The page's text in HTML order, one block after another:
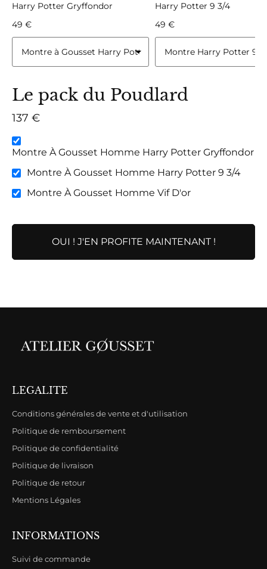
Harry Potter Gryffondor
49 €
Harry Potter 9 3/4
49 €
Le pack du Poudlard
137 €
Montre À Gousset Homme Harry Potter Gryffondor
Montre À Gousset Homme Harry Potter 9 3/4
Montre À Gousset Homme Vif D'or
OUI ! J'EN PROFITE MAINTENANT !
LEGALITE
Conditions générales de vente et d'utilisation
Politique de remboursement
Politique de confidentialité
Politique de livraison
Politique de retour
Mentions Légales
INFORMATIONS
Suivi de commande